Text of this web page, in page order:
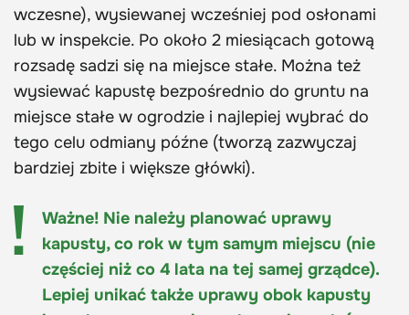
wczesne), wysiewanej wcześniej pod osłonami
lub w inspekcie. Po około 2 miesiącach gotową
rozsadę sadzi się na miejsce stałe. Można też
wysiewać kapustę bezpośrednio do gruntu na
miejsce stałe w ogrodzie i najlepiej wybrać do
tego celu odmiany późne (tworzą zazwyczaj
bardziej zbite i większe główki).
Ważne! Nie należy planować uprawy
kapusty, co rok w tym samym miejscu (nie
częściej niż co 4 lata na tej samej grządce).
Lepiej unikać także uprawy obok kapusty